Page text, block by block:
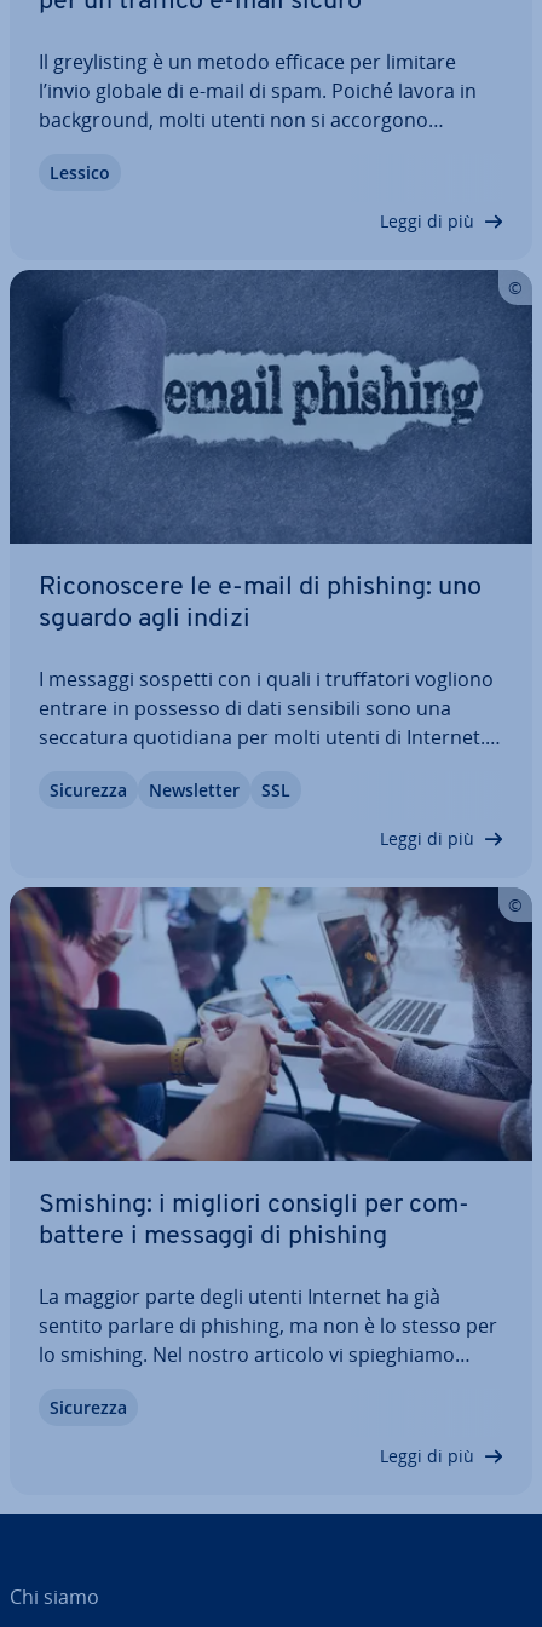
Il grey­li­sting è un metodo efficace per limitare
l’invio globale di e-mail di spam. Poiché lavora in
back­ground, molti utenti non si accorgono
Qui scoprirai come funziona tec­ni­ca­men­te il pro­ce­
Lessico
Leggi di più
Ri­co­no­sce­re le e-mail di phishing: uno
sguardo agli indizi
I messaggi sospetti con i quali i truf­fa­to­ri vogliono
entrare in possesso di dati sensibili sono una
seccatura quo­ti­dia­na per molti utenti di Internet.
e-mail frau­do­len­te causano ogni anno milioni di
Sicurezza New­slet­ter SSL
Leggi di più
Smishing: i migliori consigli per com­
bat­te­re i messaggi di phishing
La maggior parte degli utenti Internet ha già
sentito parlare di phishing, ma non è lo stesso per
lo smishing. Nel nostro articolo vi spie­ghia­mo
quali sono i contenuti che i cy­ber­cri­mi­na­li spesso
Sicurezza
Leggi di più
Chi siamo